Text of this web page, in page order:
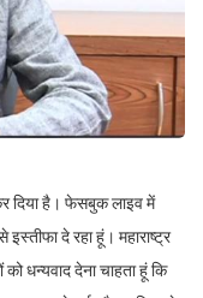
दिया है। फेसबुक लाइव में
दे रहा हूं। महाराष्ट्र
धन्यवाद देना चाहता हूं कि